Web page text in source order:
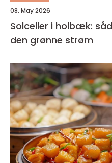
08. May 2026
Solceller i holbæk:
den grønne strøm